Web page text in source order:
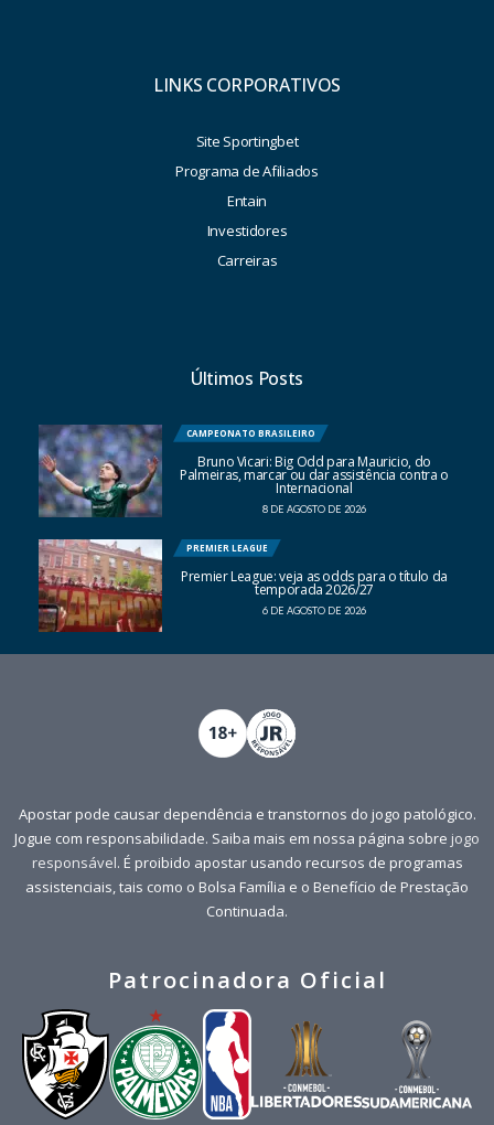
LINKS CORPORATIVOS
Site Sportingbet
Programa de Afiliados
Entain
Investidores
Carreiras
Últimos Posts
CAMPEONATO BRASILEIRO
Bruno Vicari: Big Odd para Mauricio, do
Palmeiras, marcar ou dar assistência contra o
Internacional
8 DE AGOSTO DE 2026
PREMIER LEAGUE
Premier League: veja as odds para o título da
temporada 2026/27
6 DE AGOSTO DE 2026
Apostar pode causar dependência e transtornos do jogo patológico.
Jogue com responsabilidade. Saiba mais em nossa página sobre jogo
responsável. É proibido apostar usando recursos de programas
assistenciais, tais como o Bolsa Família e o Benefício de Prestação
Continuada.
Patrocinadora Oficial